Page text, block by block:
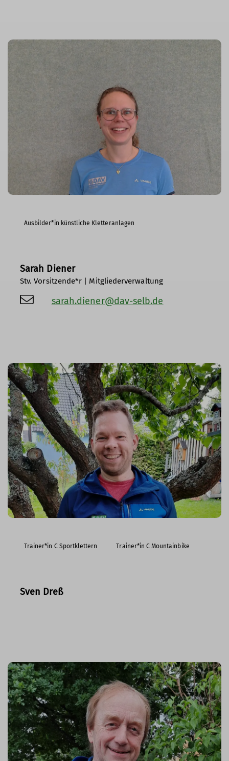
Ausbilder*in künstliche Kletteranlagen
Sarah Diener
Stv. Vorsitzende*r | Mitgliederverwaltung
sarah.diener@dav-selb.de
Trainer*in C Sportklettern Trainer*in C Mountainbike
Sven Dreß